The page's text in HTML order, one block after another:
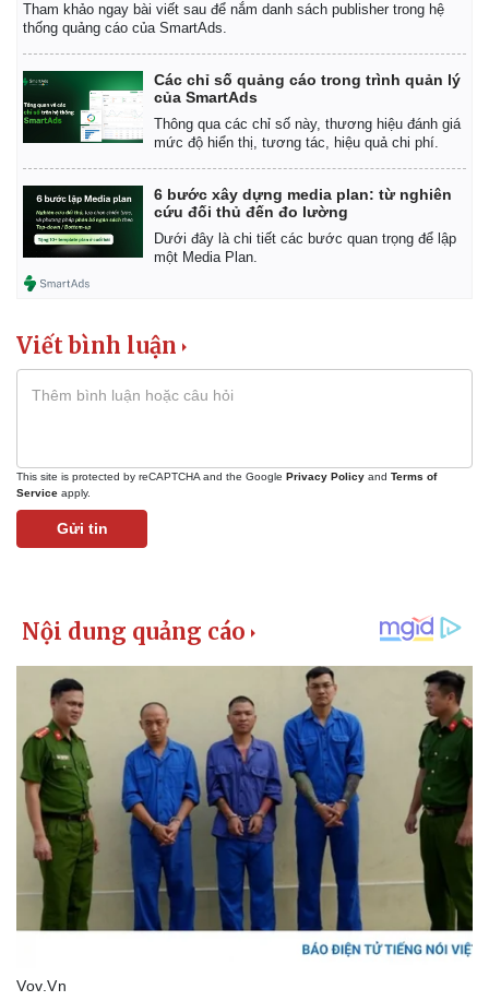
Tham khảo ngay bài viết sau để nắm danh sách publisher trong hệ
thống quảng cáo của SmartAds.
Các chỉ số quảng cáo trong trình quản lý
của SmartAds
Thông qua các chỉ số này, thương hiệu đánh giá
mức độ hiển thị, tương tác, hiệu quả chi phí.
6 bước xây dựng media plan: từ nghiên
cứu đối thủ đến đo lường
Dưới đây là chi tiết các bước quan trọng để lập
một Media Plan.
Viết bình luận
This site is protected by reCAPTCHA and the Google Privacy Policy and Terms of
Service apply.
Gửi tin